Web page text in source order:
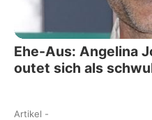
Ehe-Aus: Angelina
outet sich als
Artikel -